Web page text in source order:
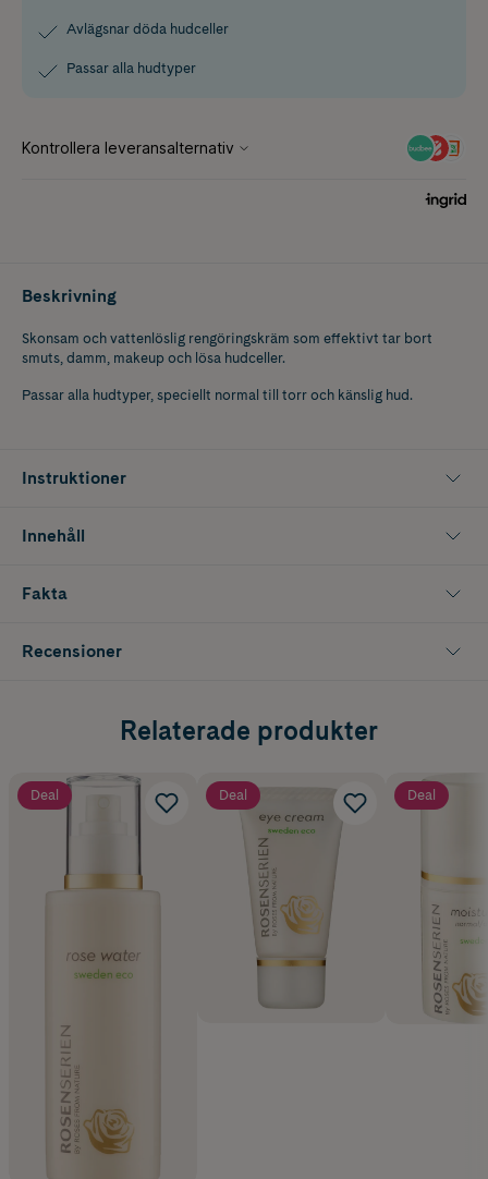
Avlägsnar döda hudceller
Passar alla hudtyper
Beskrivning
Skonsam och vattenlöslig rengöringskräm som effektivt tar bort
smuts, damm, makeup och lösa hudceller.
Passar alla hudtyper, speciellt normal till torr och känslig hud.
Instruktioner
Innehåll
Fakta
Recensioner
Relaterade produkter
Deal Deal Deal